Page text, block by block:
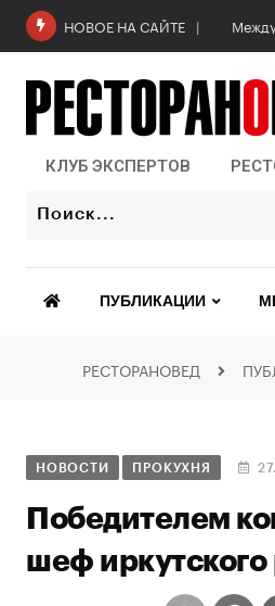
НОВОЕ НА САЙТЕ
КЛУБ ЭКСПЕРТОВ
ПУБЛИКАЦИИ
РЕСТОРАНОВЕД
НОВОСТИ ПРОКУХНЯ
Победителем
шеф иркутского